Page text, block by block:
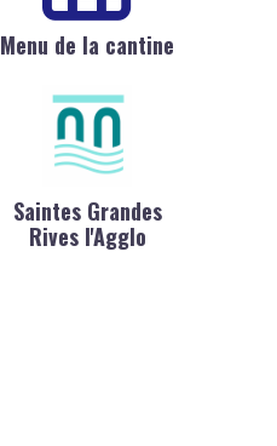
Menu de la cantine
Saintes Grandes
Rives l'Agglo